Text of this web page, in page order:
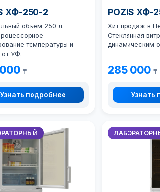
ХФ-250-2
объем 250 л.
температуры и
от УФ.
₸
Узнать подробнее
POZIS ХФ-
Хит продаж в
Стеклянная
динамическим
285 000₸
Узнать